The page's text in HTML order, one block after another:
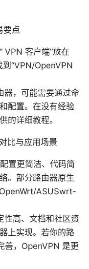
要点
VPN 客户端”放在
到“VPN/OpenVPN
器，可能需要通过命
配置。在没有经验
的详细教程。
比与应用场景
置更简洁、代码简
。部分路由器原生
ASUSwrt-
性高、文档和社区资
上实现。若你的路
善，OpenVPN 是更